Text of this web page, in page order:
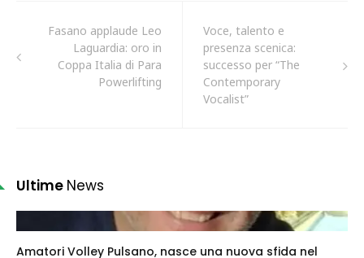
Fasano applaude Leo
Laguardia: oro in
Coppa Italia di Para
Powerlifting
Voce, talento e
presenza scenica:
successo per “The
Contemporary
Vocalist”
Ultime News
Amatori Volley Pulsano, nasce una nuova sfida nel